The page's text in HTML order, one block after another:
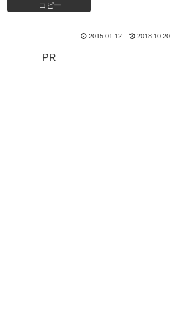
コピー
2015.01.12 2018.10.20
PR